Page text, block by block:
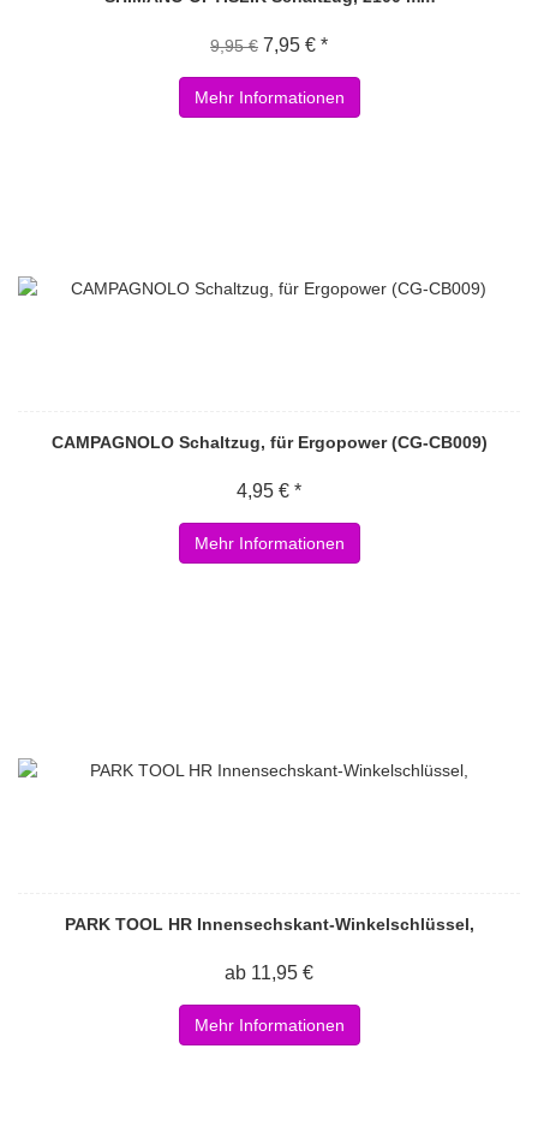
9,95 € 7,95 € *
Mehr Informationen
CAMPAGNOLO Schaltzug, für Ergopower (CG-CB009)
4,95 € *
Mehr Informationen
PARK TOOL HR Innensechskant-Winkelschlüssel,
ab 11,95 €
Mehr Informationen